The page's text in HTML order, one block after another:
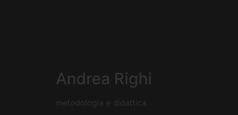
Andrea Righi
metodologia e didattica